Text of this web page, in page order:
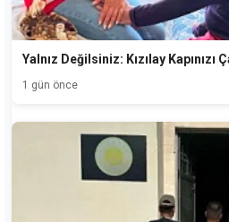
Yalnız Değilsiniz: Kızılay Kapınızı
1 gün önce